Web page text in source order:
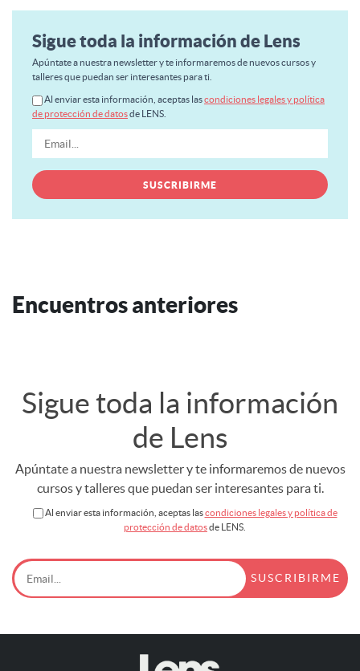
Sigue toda la información de Lens
Apúntate a nuestra newsletter y te informaremos de nuevos cursos y
talleres que puedan ser interesantes para ti.
Al enviar esta información, aceptas lascondiciones legales y política
de protección de datosde LENS.
Encuentros anteriores
Sigue toda la información
de Lens
Apúntate a nuestra newsletter y te informaremos de nuevos
cursos y talleres que puedan ser interesantes para ti.
Al enviar esta información, aceptas lascondiciones legales y política de
protección de datosde LENS.